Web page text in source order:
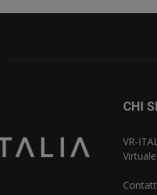
CHI
VR-